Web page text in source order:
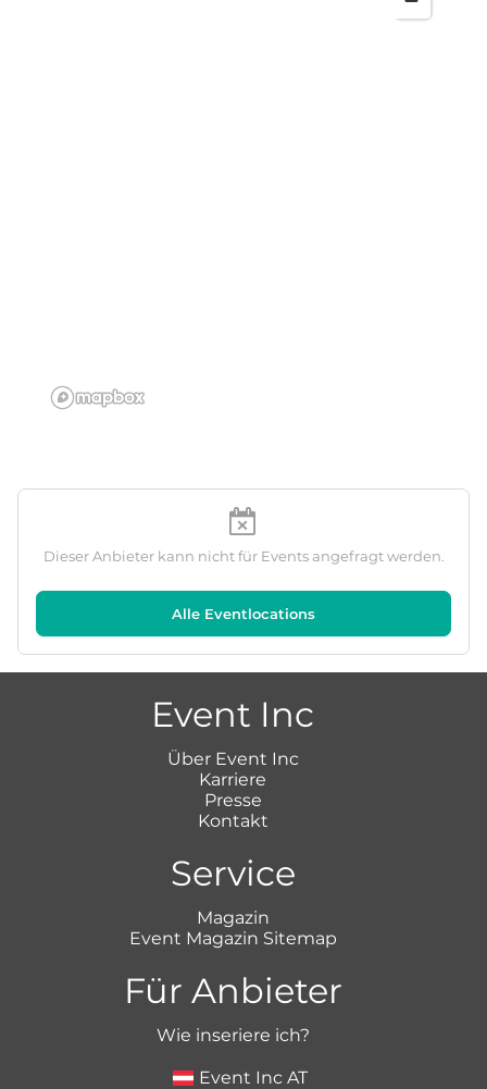
Dieser Anbieter kann nicht für Events angefragt werden.
Alle Eventlocations
Event Inc
Über Event Inc
Karriere
Presse
Kontakt
Service
Magazin
Event Magazin Sitemap
Für Anbieter
Wie inseriere ich?
Event Inc AT